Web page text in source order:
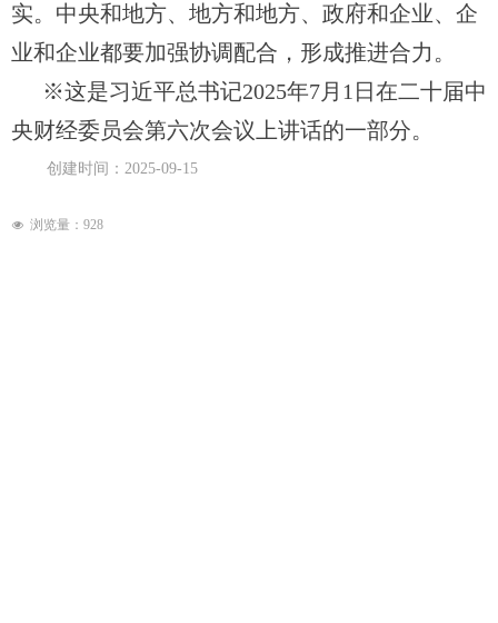
创建时间： 2025-09-15
实。中央和地方、地方和地方、政府和企业、企
业和企业都要加强协调配合，形成推进合力。
※这是习近平总书记2025年7月1日在二十届中
央财经委员会第六次会议上讲话的一部分。
넶 浏览量： 928